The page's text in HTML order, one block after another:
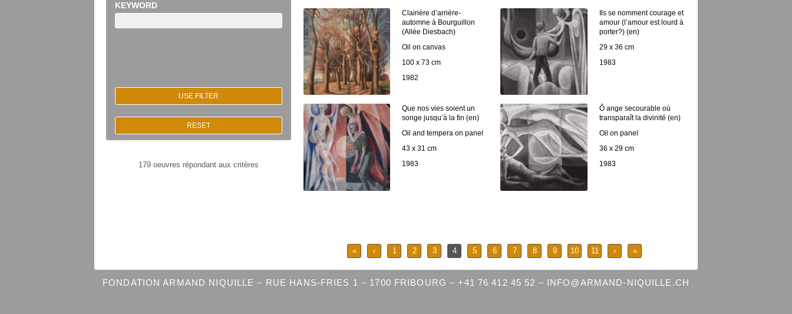
KEYWORD
USE FILTER
RESET
179 oeuvres répondant aux critères
Clairière d’arrière-
automne à Bourguillon
(Allée Diesbach)
Oil on canvas
100 x 73 cm
1982
Ils se nomment courage et
amour (l’amour est lourd à
porter?) (en)
29 x 36 cm
1983
Que nos vies soient un
songe jusqu’à la fin (en)
Oil and tempera on panel
43 x 31 cm
1983
Ô ange secourable où
transparaît la divinité (en)
Oil on panel
36 x 29 cm
1983
« ‹ 1 2 3 4 5 6 7 8 9 10 11 › »
FONDATION ARMAND NIQUILLE – RUE HANS-FRIES 1 – 1700 FRIBOURG – +41 76 412 45 52 – INFO@ARMAND-NIQUILLE.CH